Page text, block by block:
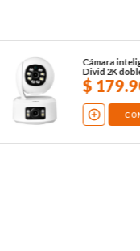
Cámara
Divid 2K
$ 179.